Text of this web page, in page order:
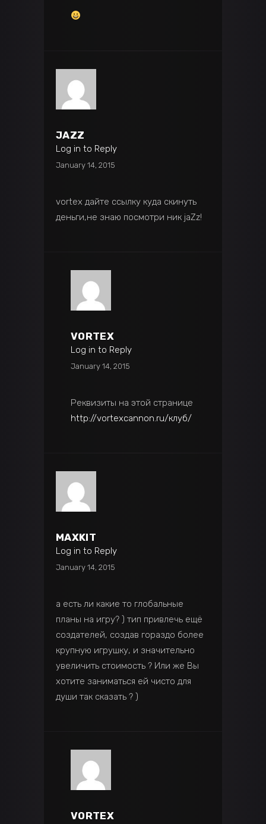
JAZZ
Log in to Reply
January 14, 2015
vortex дайте ссылку куда скинуть
деньги,не знаю посмотри ник jaZz!
VORTEX
Log in to Reply
January 14, 2015
Реквизиты на этой странице
http://vortexcannon.ru/клуб/
MAXKIT
Log in to Reply
January 14, 2015
а есть ли какие то глобальные
планы на игру? ) тип привлечь ещё
создателей, создав гораздо более
крупную игрушку, и значительно
увеличить стоимость ? Или же Вы
хотите заниматься ей чисто для
души так сказать ? )
VORTEX